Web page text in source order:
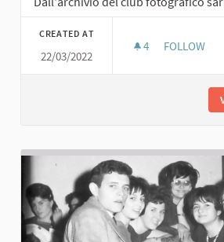
CREATED AT
22/03/2022
4 4 FOLLOWERS
FOLLOW